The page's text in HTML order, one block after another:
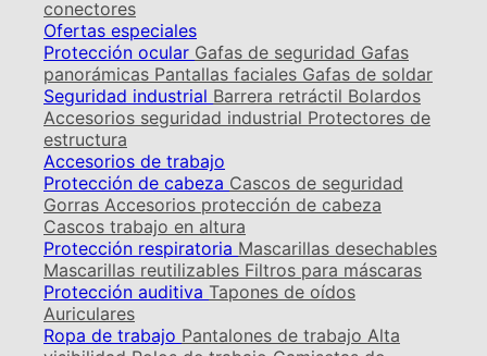
conectores
Ofertas especiales
Protección ocular Gafas de seguridad Gafas
panorámicas Pantallas faciales Gafas de soldar
Seguridad industrial Barrera retráctil Bolardos
Accesorios seguridad industrial Protectores de
estructura
Accesorios de trabajo
Protección de cabeza Cascos de seguridad
Gorras Accesorios protección de cabeza
Cascos trabajo en altura
Protección respiratoria Mascarillas desechables
Mascarillas reutilizables Filtros para máscaras
Protección auditiva Tapones de oídos
Auriculares
Ropa de trabajo Pantalones de trabajo Alta